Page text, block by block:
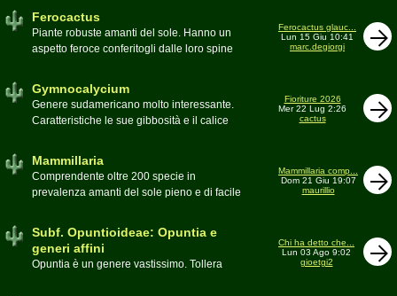
Ferocactus
Piante robuste amanti del sole. Hanno un
aspetto feroce conferitogli dalle loro spine
Ferocactus glauc...
Lun 15 Giu 10:41
marc.degiorgi
Gymnocalycium
Genere sudamericano molto interessante.
Caratteristiche le sue gibbosità e il calice
Fioriture 2026
Mer 22 Lug 2:26
cactus
Mammillaria
Comprendente oltre 200 specie in
prevalenza amanti del sole pieno e di facile
Mammillaria comp...
Dom 21 Giu 19:07
maurillio
Subf. Opuntioideae: Opuntia e
generi affini
Opuntia è un genere vastissimo. Tollera
Chi ha detto che...
Lun 03 Ago 9:02
gioetgi2